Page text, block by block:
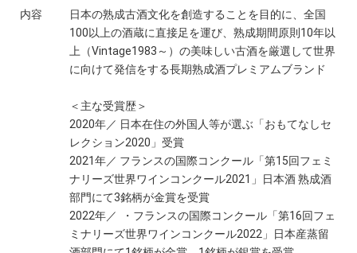
内容
日本の熟成古酒文化を創造することを目的に、全国
100以上の酒蔵に直接足を運び、熟成期間原則10年以
上（Vintage1983～）の美味しい古酒を厳選して世界
に向けて発信をする長期熟成酒プレミアムブランド
＜主な受賞歴＞
2020年／ 日本在住の外国人等が選ぶ「おもてなしセ
レクション2020」受賞
2021年／ フランスの国際コンクール「第15回フェミ
ナリーズ世界ワインコンクール2021」日本酒 熟成酒
部門にて3銘柄が金賞を受賞
2022年／ ・フランスの国際コンクール「第16回フェ
ミナリーズ世界ワインコンクール2022」日本産蒸留